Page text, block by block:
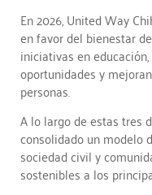
En 2026, United Way
en favor del bienestar
iniciativas en
oportunidades y
personas.
A lo largo de estas tres
consolidado un modelo
sociedad civil y
sostenibles a los